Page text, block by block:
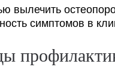
вылечить
симптомов в